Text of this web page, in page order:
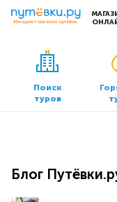
Сервисы
Бронирование
Трансфер
Офисы продаж
Поиск
туров
Блог